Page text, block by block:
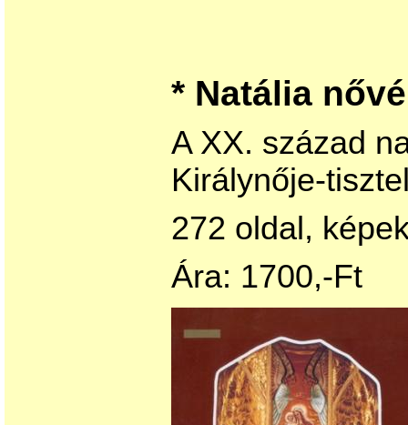
* Natália
A XX. század
Királynője-
272 oldal,
Ára: 1700,-Ft